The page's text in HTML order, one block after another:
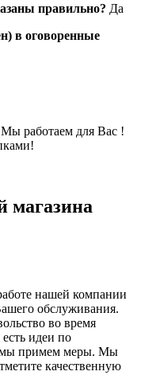
правильно? Да
в оговоренные
работаем для Вас !
магазина
нашей компании
обслуживания.
во время
идеи по
мы примем меры. Мы
качественную